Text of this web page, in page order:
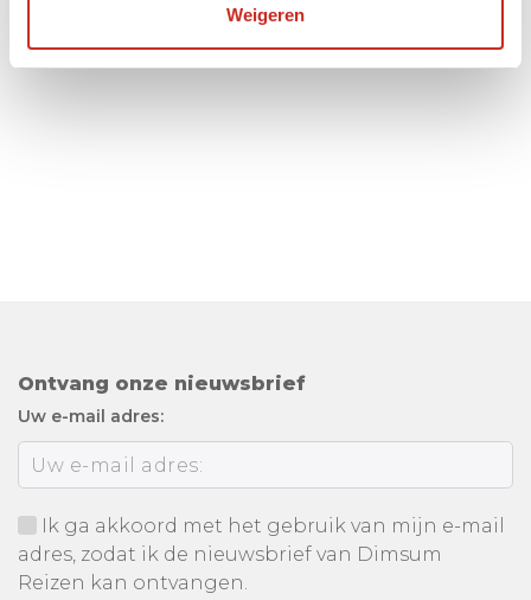
Weigeren
Ontvang onze nieuwsbrief
Uw e-mail adres:
Ik ga akkoord met het gebruik van mijn e-mail
adres, zodat ik de nieuwsbrief van Dimsum
Reizen kan ontvangen.